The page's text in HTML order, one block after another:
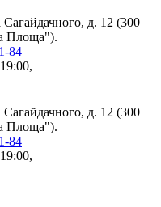
д. 12 (300
Площа").
84
д. 12 (300
Площа").
84